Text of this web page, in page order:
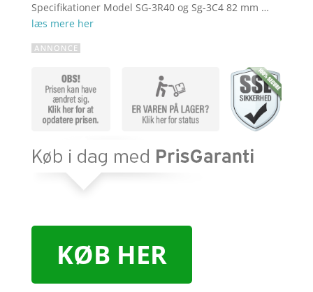
Specifikationer Model SG-3R40 og Sg-3C4 82 mm …
læs mere her
KØB HER